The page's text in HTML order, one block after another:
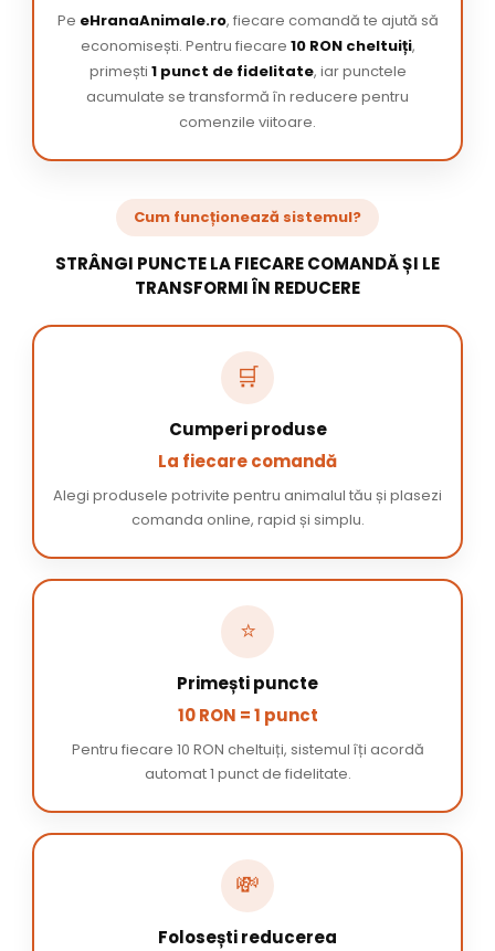
Pe eHranaAnimale.ro, fiecare comandă te ajută să
economisești. Pentru fiecare 10 RON cheltuiți,
primești 1 punct de fidelitate, iar punctele
acumulate se transformă în reducere pentru
comenzile viitoare.
Cum funcționează sistemul?
STRÂNGI PUNCTE LA FIECARE COMANDĂ ȘI LE
TRANSFORMI ÎN REDUCERE
🛒
Cumperi produse
La fiecare comandă
Alegi produsele potrivite pentru animalul tău și plasezi
comanda online, rapid și simplu.
⭐
Primești puncte
10 RON = 1 punct
Pentru fiecare 10 RON cheltuiți, sistemul îți acordă
automat 1 punct de fidelitate.
💸
Folosești reducerea